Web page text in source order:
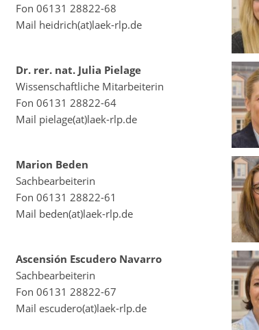
Fon 06131 28822-68
Mail heidrich(at)laek-rlp.de
Dr. rer. nat. Julia Pielage
Wissenschaftliche Mitarbeiterin
Fon 06131 28822-64
Mail pielage(at)laek-rlp.de
Marion Beden
Sachbearbeiterin
Fon 06131 28822-61
Mail beden(at)laek-rlp.de
Ascensión Escudero Navarro
Sachbearbeiterin
Fon 06131 28822-67
Mail escudero(at)laek-rlp.de